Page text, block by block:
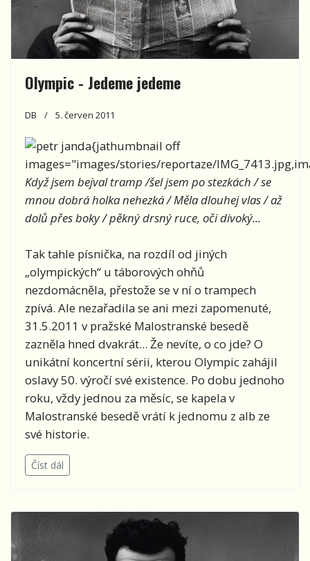
Olympic - Jedeme jedeme
DB 5. červen 2011
{jathumbnail off
images="images/stories/reportaze/
Když jsem bejval tramp /šel jsem po stezkách / se
mnou dobrá holka nehezká / Měla dlouhej vlas / až
dolů přes boky / pěkný drsný ruce, oči divoký...
Tak tahle písnička, na rozdíl od jiných
„olympických“ u táborových ohňů
nezdomácněla, přestože se v ní o trampech
zpívá. Ale nezařadila se ani mezi zapomenuté,
31.5.2011 v pražské Malostranské besedě
zazněla hned dvakrát... Že nevíte, o co jde? O
unikátní koncertní sérii, kterou Olympic zahájil
oslavy 50. výročí své existence. Po dobu jednoho
roku, vždy jednou za měsíc, se kapela v
Malostranské besedě vrátí k jednomu z alb ze
své historie.
Číst dál